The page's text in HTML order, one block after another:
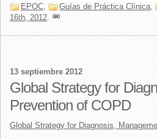
EPOC, Guías de Práctica Clínica,
16th, 2012.
13 septiembre 2012
Global Strategy for
Prevention of COPD
Global Strategy for Diagnosis,